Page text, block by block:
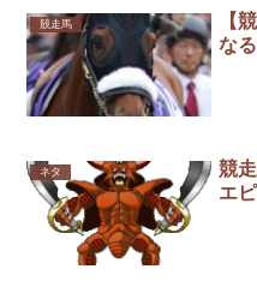
競走馬
【
なる
ネタ
競
エ